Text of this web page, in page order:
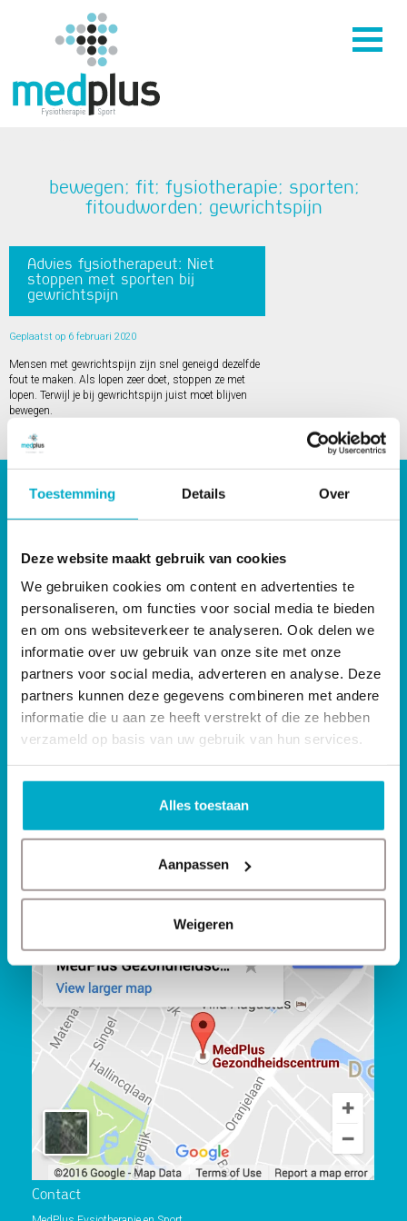
Toestemming Details Over
Deze website maakt gebruik van cookies
We gebruiken cookies om content en advertenties te
personaliseren, om functies voor social media te bieden
en om ons websiteverkeer te analyseren. Ook delen we
informatie over uw gebruik van onze site met onze
partners voor social media, adverteren en analyse. Deze
partners kunnen deze gegevens combineren met andere
informatie die u aan ze heeft verstrekt of die ze hebben
verzameld op basis van uw gebruik van hun services.
Alles toestaan
Aanpassen
Weigeren
bewegen; fit; fysiotherapie; sporten;
fitoudworden; gewrichtspijn
Advies fysiotherapeut: Niet
stoppen met sporten bij
gewrichtspijn
Geplaatst op 6 februari 2020
Mensen met gewrichtspijn zijn snel geneigd dezelfde
fout te maken. Als lopen zeer doet, stoppen ze met
lopen. Terwijl je bij gewrichtspijn juist moet blijven
bewegen.
Handige pagina’s
Nieuws
Werken bij MedPlus
Tarieven fysiotherapie
Privacy policy
Klachtenprocedure
Algemene voorwaarden sportlessen
Direct naar
Onze behandelingen
Sport
Manuele therapie
Waar kun je ons vinden?
Contact